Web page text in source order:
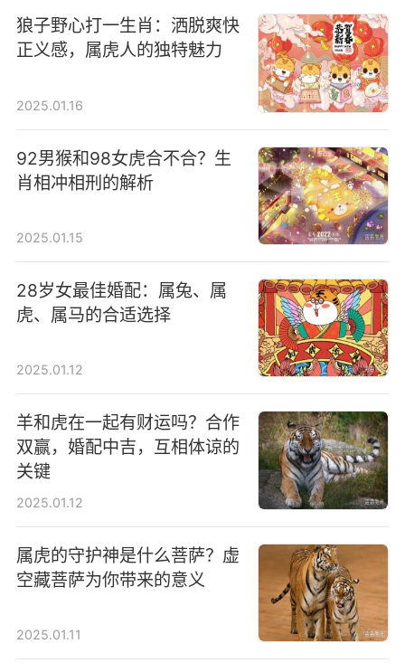
狼子野心打一生肖：洒脱爽快
正义感，属虎人的独特魅力
2025.01.16
92男猴和98女虎合不合？生
肖相冲相刑的解析
2025.01.15
28岁女最佳婚配：属兔、属
虎、属马的合适选择
2025.01.12
羊和虎在一起有财运吗？合作
双赢，婚配中吉，互相体谅的
关键
2025.01.12
属虎的守护神是什么菩萨？虚
空藏菩萨为你带来的意义
2025.01.11